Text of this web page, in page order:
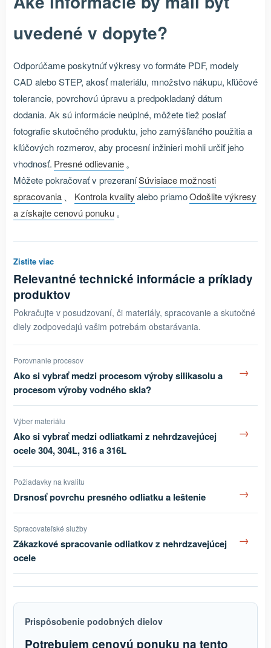
uvedené v dopyte?
Odporúčame poskytnúť výkresy vo formáte PDF, modely
CAD alebo STEP, akosť materiálu, množstvo nákupu, kľúčové
tolerancie, povrchovú úpravu a predpokladaný dátum
dodania. Ak sú informácie neúplné, môžete tiež poslať
fotografie skutočného produktu, jeho zamýšľaného použitia a
kľúčových rozmerov, aby procesní inžinieri mohli určiť jeho
vhodnosť. Presné odlievanie 。
Môžete pokračovať v prezeraníSúvisiace možnosti
spracovania
Kontrola kvalityalebo priamoOdošlite výkresy
a získajte cenovú ponuku 。
Zistite viac
Relevantné technické informácie a príklady
produktov
Pokračujte v posudzovaní, či materiály, spracovanie a skutočné
diely zodpovedajú vašim potrebám obstarávania.
Porovnanie procesov
Ako si vybrať medzi procesom výroby silikasolu a
procesom výroby vodného skla?
→
Výber materiálu
Ako si vybrať medzi odliatkami z nehrdzavejúcej
ocele 304, 304L, 316 a 316L
→
Požiadavky na kvalitu
Drsnosť povrchu presného odliatku a leštenie →
Spracovateľské služby
Zákazkové spracovanie odliatkov z nehrdzavejúcej
ocele
→
Prispôsobenie podobných dielov
Potrebujem cenovú ponuku na tento